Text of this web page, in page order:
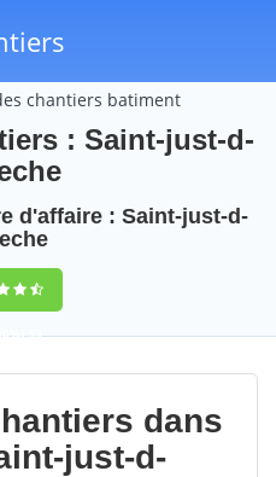
chantiers batiment
: Saint-just-d-
d'affaire : Saint-just-d-
53
dans
just-d-